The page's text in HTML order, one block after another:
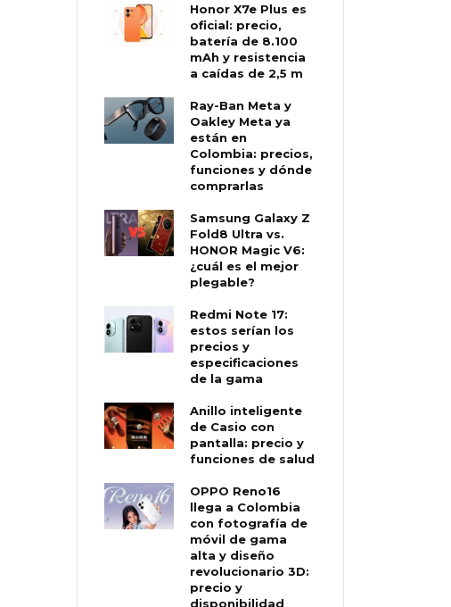
Honor X7e Plus es
oficial: precio,
batería de 8.100
mAh y resistencia
a caídas de 2,5 m
Ray-Ban Meta y
Oakley Meta ya
están en
Colombia: precios,
funciones y dónde
comprarlas
Samsung Galaxy Z
Fold8 Ultra vs.
HONOR Magic V6:
¿cuál es el mejor
plegable?
Redmi Note 17:
estos serían los
precios y
especificaciones
de la gama
Anillo inteligente
de Casio con
pantalla: precio y
funciones de salud
OPPO Reno16
llega a Colombia
con fotografía de
móvil de gama
alta y diseño
revolucionario 3D:
precio y
disponibilidad